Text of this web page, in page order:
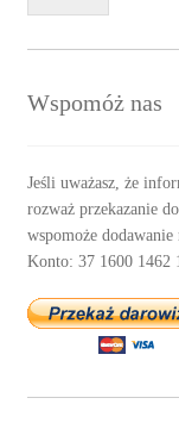
Wspomóż nas
Jeśli uważasz, że
rozważ przekazanie
wspomoże dodawanie
Konto: 37 1600 1462